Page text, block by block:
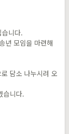
니다.
년 모임을 마련해
담소 나누시려 오
습니다.